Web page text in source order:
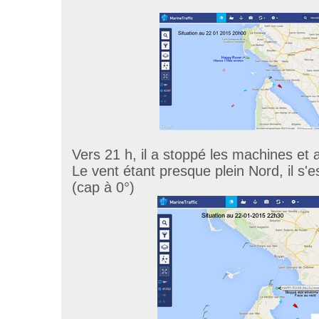
Vers 21 h, il a stoppé les machines et
Le vent étant presque plein Nord, il
(cap à 0°)